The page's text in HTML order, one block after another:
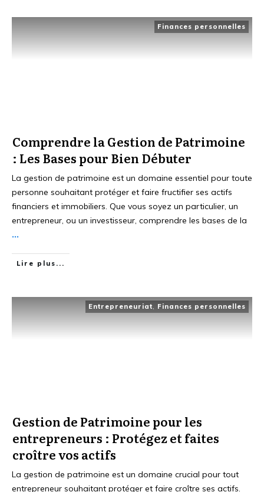
Finances personnelles
Comprendre la Gestion de Patrimoine
: Les Bases pour Bien Débuter
La gestion de patrimoine est un domaine essentiel pour toute
personne souhaitant protéger et faire fructifier ses actifs
financiers et immobiliers. Que vous soyez un particulier, un
entrepreneur, ou un investisseur, comprendre les bases de la
...
Lire plus...
Entrepreneuriat Finances personnelles
Gestion de Patrimoine pour les
entrepreneurs : Protégez et faites
croître vos actifs
La gestion de patrimoine est un domaine crucial pour tout
entrepreneur souhaitant protéger et faire croître ses actifs.